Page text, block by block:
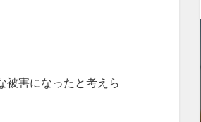
被害になったと考えら